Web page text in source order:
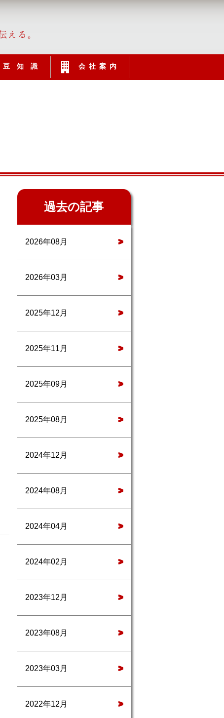
える。
知識 会社案内
過去の記事
2026年08月 >
2026年03月 >
2025年12月 >
2025年11月 >
2025年09月 >
2025年08月 >
2024年12月 >
2024年08月 >
2024年04月 >
2024年02月 >
2023年12月 >
2023年08月 >
2023年03月 >
2022年12月 >